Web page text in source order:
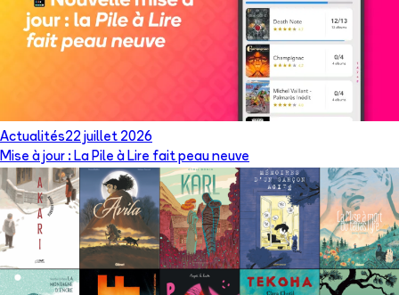
Actualités22 juillet 2026
Mise à jour : La Pile à Lire fait peau neuve